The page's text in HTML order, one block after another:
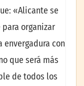
«Alicante se
organizar
envergadura con
que será más
de todos los